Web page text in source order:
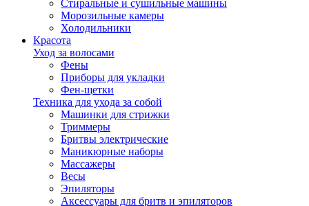
Стиральные и сушильные машины
Морозильные камеры
Холодильники
Красота
Уход за волосами
Фены
Приборы для укладки
Фен-щетки
Техника для ухода за собой
Машинки для стрижки
Триммеры
Бритвы электрические
Маникюрные наборы
Массажеры
Весы
Эпиляторы
Аксессуары для бритв и эпиляторов